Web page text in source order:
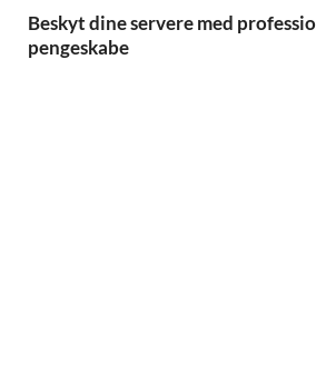
Beskyt dine servere med
pengeskabe